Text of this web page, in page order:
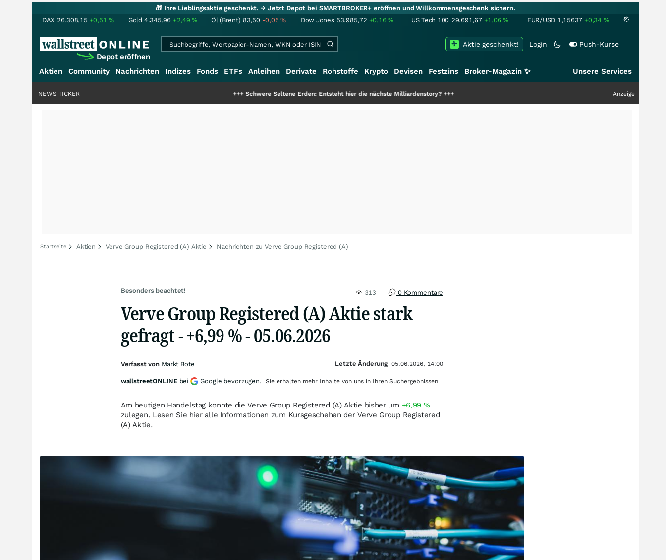
🎁 Ihre Lieblingsaktie geschenkt.→ Jetzt Depot bei SMARTBROKER+ eröffnen und Willkommensgeschenk sichern.
DAX 26.308,15 +0,51% Gold 4.345,96 +2,49% Öl (Brent) 83,50 -0,05% Dow Jones 53.985,72 +0,16% US Tech 100 29.691,67 +1,06% EUR/USD 1,15637 +0,34 %
Depot eröffnen
Login Push-Kurse
Aktie geschenkt!
Aktien Community Nachrichten Indizes Fonds ETFs Anleihen Derivate Rohstoffe Krypto Devisen Festzins Broker-Magazin ✨ Unsere Services
Schwere Seltene Erden: Entsteht hier die nächste Milliardenstory?+++ Anzeige
NEWS TICKER
Startseite Aktien Verve Group Registered (A) Aktie Nachrichten zu Verve Group Registered (A)
Besonders beachtet! 313 0 Kommentare
Verve Group Registered (A) Aktie stark
gefragt - +6,99 % - 05.06.2026
Am heutigen Handelstag konnte die Verve Group Registered (A) Aktie bisher um +6,99 %
zulegen. Lesen Sie hier alle Informationen zum Kursgeschehen der Verve Group Registered
(A) Aktie.
Verfasst von Markt Bote Letzte Änderung 05.06.2026, 14:00
wallstreetONLINE bei Google bevorzugen. Sie erhalten mehr Inhalte von uns in Ihren Suchergebnissen